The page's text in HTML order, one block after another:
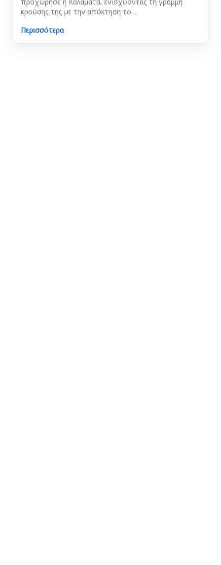
κρούσης της με την απόκτηση το…
Περισσότερα